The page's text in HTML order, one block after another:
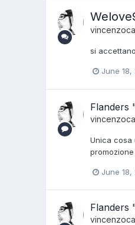
si
June 18,
Flanders
Unica cosa
June 18,
Flanders